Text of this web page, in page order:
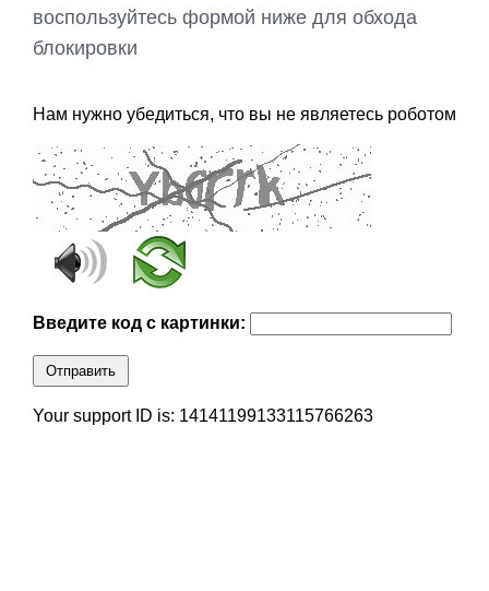
воспользуйтесь формой ниже для обхода
блокировки
Нам нужно убедиться, что вы не являетесь роботом
Введите код с картинки:
Отправить
Your support ID is: 14141199133115766263